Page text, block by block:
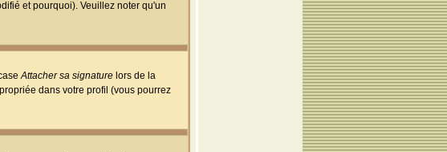
et pourquoi). Veuillez noter qu'un
Attacher sa signature lors de la
dans votre profil (vous pourrez